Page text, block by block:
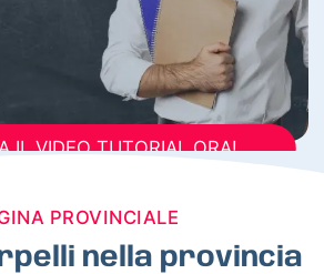
IL VIDEO TUTORIAL ORA!
PROVINCIALE
nella provincia